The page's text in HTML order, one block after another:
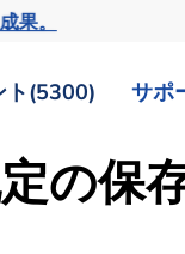
果。
ト(5300) サポ
の保